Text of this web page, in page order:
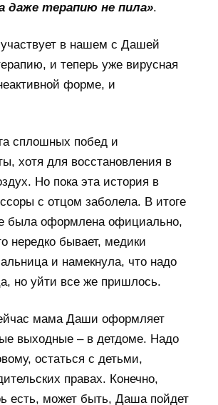
даже терапию не пила».
участвует в нашем с Дашей
и теперь уже вирусная
форме, и
сплошных побед и
хотя для восстановления в
Но пока эта история в
с отцом заболела. В итоге
была оформлена официально,
нередко бывает, медики
и намекнула, что надо
но уйти все же пришлось.
мама Даши оформляет
выходные – в детдоме. Надо
остаться с детьми,
правах. Конечно,
есть, может быть, Даша пойдет